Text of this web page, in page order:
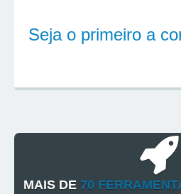
Seja o primeiro a
MAIS DE 70